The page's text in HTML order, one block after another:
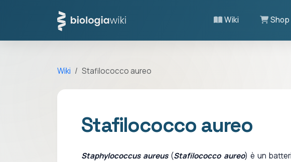
Wiki Shop
Wiki Stafilococco aureo
Stafilococco aureo
Staphylococcus aureus(Stafilococco aureo) è un